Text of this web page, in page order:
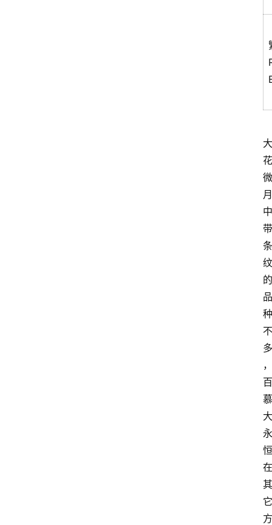
大
花
微
月
中
带
条
纹
的
品
种
不
多
，
百
慕
大
永
恒
在
其
它
方